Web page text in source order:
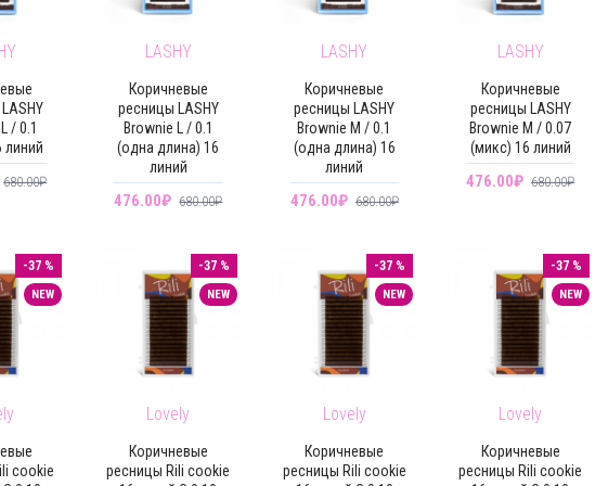
/ 0.1
линий
680.00₽
LASHY
Коричневые
ресницы LASHY
Brownie L / 0.1
(одна длина) 16
линий
476.00₽ 680.00₽
LASHY
Коричневые
ресницы LASHY
Brownie M / 0.1
(одна длина) 16
линий
476.00₽ 680.00₽
LASHY
Коричневые
ресницы LASHY
Brownie М / 0.07
(микс) 16 линий
476.00₽ 680.00₽
NEW
-37 %
cookie
NEW
-37 %
Lovely
Коричневые
ресницы Rili cookie
NEW
-37 %
Lovely
Коричневые
ресницы Rili cookie
NEW
-37 %
Lovely
Коричневые
ресницы Rili cookie